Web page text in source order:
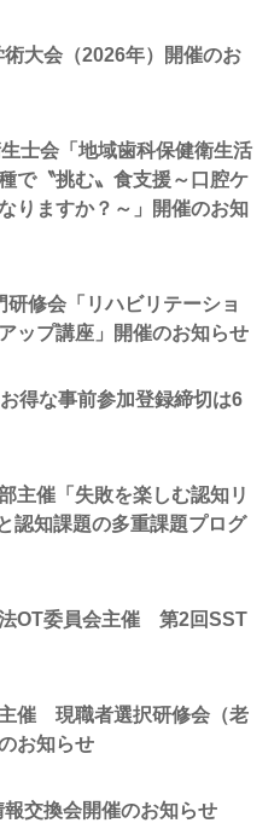
大会（2026年）開催のお
士会「地域歯科保健衛生活
で〝挑む〟食支援～口腔ケ
りますか？～」開催のお知
修会「リハビリテーショ
ップ講座」開催のお知らせ
得な事前参加登録締切は6
主催「失敗を楽しむ認知リ
知課題の多重課題プログ
OT委員会主催 第2回SST
催 現職者選択研修会（老
お知らせ
交換会開催のお知らせ